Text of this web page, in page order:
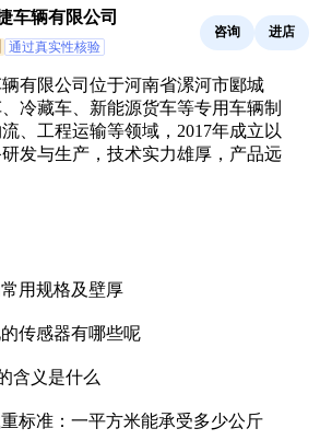
车辆有限公司
通过真实性核验
咨询 进店
有限公司位于河南省漯河市郾城
冷藏车、新能源货车等专用车辆制
、工程运输等领域，2017年成立以
发与生产，技术实力雄厚，产品远
用规格及壁厚
传感器有哪些呢
含义是什么
标准：一平方米能承受多少公斤